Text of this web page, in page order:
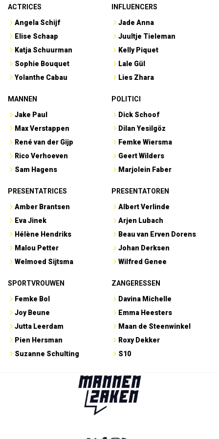
ACTRICES
Angela Schijf
Elise Schaap
Katja Schuurman
Sophie Bouquet
Yolanthe Cabau
INFLUENCERS
Jade Anna
Juultje Tieleman
Kelly Piquet
Lale Gül
Lies Zhara
MANNEN
Jake Paul
Max Verstappen
René van der Gijp
Rico Verhoeven
Sam Hagens
POLITICI
Dick Schoof
Dilan Yesilgöz
Femke Wiersma
Geert Wilders
Marjolein Faber
PRESENTATRICES
Amber Brantsen
Eva Jinek
Hélène Hendriks
Malou Petter
Welmoed Sijtsma
PRESENTATOREN
Albert Verlinde
Arjen Lubach
Beau van Erven Dorens
Johan Derksen
Wilfred Genee
SPORTVROUWEN
Femke Bol
Joy Beune
Jutta Leerdam
Pien Hersman
Suzanne Schulting
ZANGERESSEN
Davina Michelle
Emma Heesters
Maan de Steenwinkel
Roxy Dekker
S10